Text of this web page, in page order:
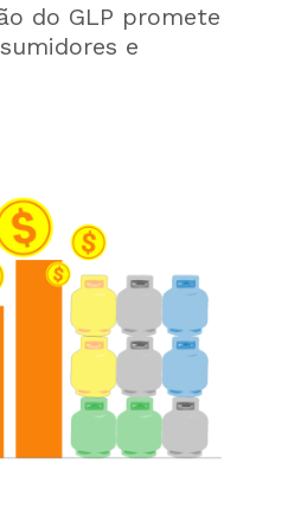
do GLP promete
e